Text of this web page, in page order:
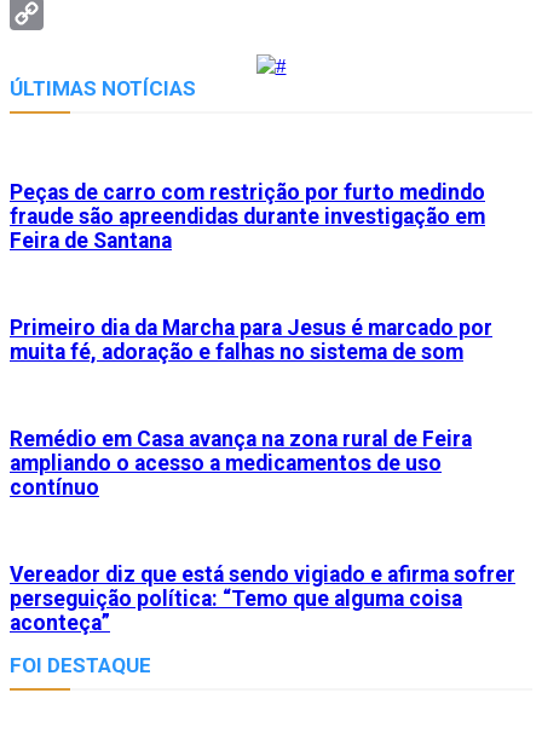
Threads
Link
ÚLTIMAS NOTÍCIAS
Peças de carro com restrição por furto medindo
fraude são apreendidas durante investigação em
Feira de Santana
Primeiro dia da Marcha para Jesus é marcado por
muita fé, adoração e falhas no sistema de som
Remédio em Casa avança na zona rural de Feira
ampliando o acesso a medicamentos de uso
contínuo
Vereador diz que está sendo vigiado e afirma sofrer
perseguição política: “Temo que alguma coisa
aconteça”
FOI DESTAQUE